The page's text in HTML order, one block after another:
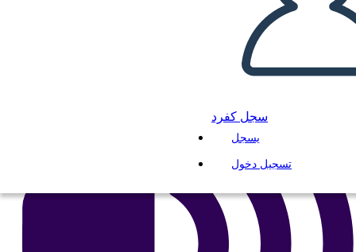
سجل كفرد
يسجل
تسجيل دخول